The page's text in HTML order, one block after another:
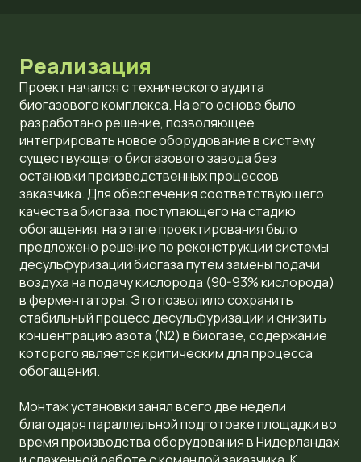
Реализация
Проект начался с технического аудита
биогазового комплекса. На его основе было
разработано решение, позволяющее
интегрировать новое оборудование в систему
существующего биогазового завода без
остановки производственных процессов
заказчика. Для обеспечения соответствующего
качества биогаза, поступающего на стадию
обогащения, на этапе проектирования было
предложено решение по реконструкции системы
десульфуризации биогаза путем замены подачи
воздуха на подачу кислорода (90-93% кислорода)
в ферментаторы. Это позволило сохранить
стабильный процесс десульфуризации и снизить
концентрацию азота (N2) в биогазе, содержание
которого является критическим для процесса
обогащения.
Монтаж установки занял всего две недели
благодаря параллельной подготовке площадки во
время производства оборудования в Нидерландах